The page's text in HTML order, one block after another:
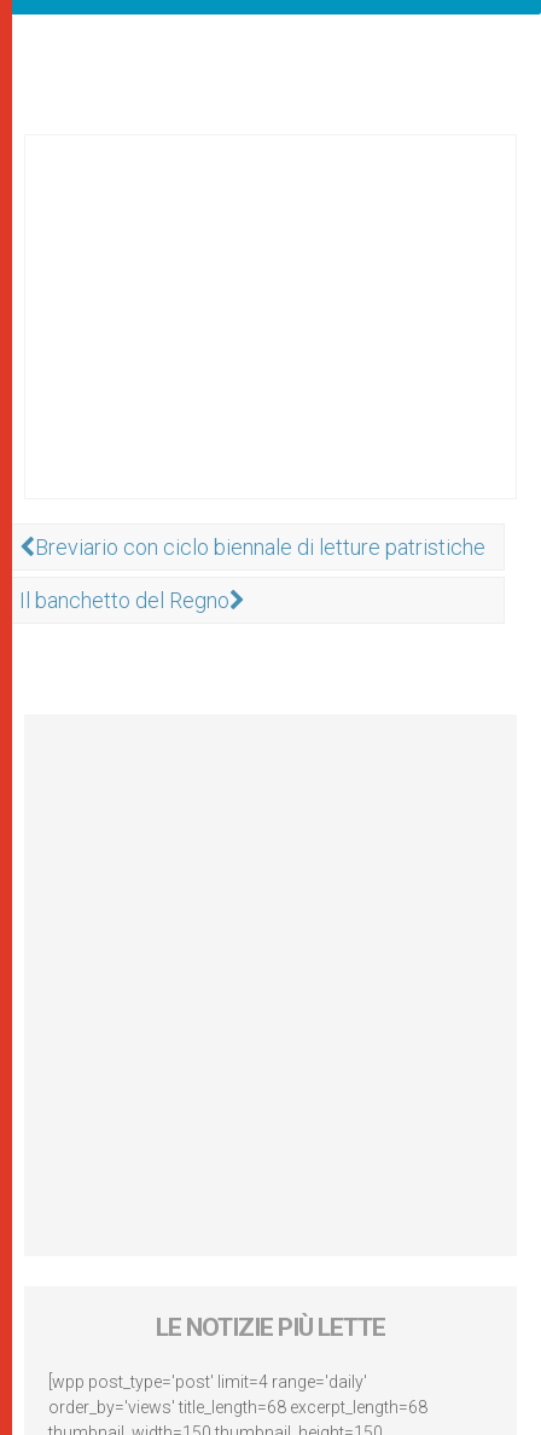
Breviario con ciclo biennale di letture patristiche
Il banchetto del Regno
LE NOTIZIE PIÙ LETTE
[wpp post_type='post' limit=4 range='daily'
order_by='views' title_length=68 excerpt_length=68